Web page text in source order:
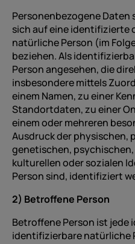
Personenbezogene
sich auf eine identifizierte
natürliche Person (im
beziehen. Als
Person angesehen, die
insbesondere mittels
einem Namen, zu einer
Standortdaten, zu einer
einem oder mehreren
Ausdruck der physischen,
genetischen,
kulturellen oder sozialen
Person sind, identifiziert
2) Betroffene Person
Betroffene Person ist
identifizierbare natürliche